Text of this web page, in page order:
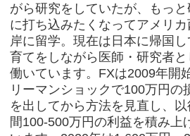
がら研究をしていたが、もっと
に打ち込みたくなってアメリ
岸に留学。現在は日本に帰国し
育てをしながら医師・研究者と
働いています。FXは2009年開始
リーマンショックで100万円の
を出してから方法を見直し、
間100-500万円の利益を積み上